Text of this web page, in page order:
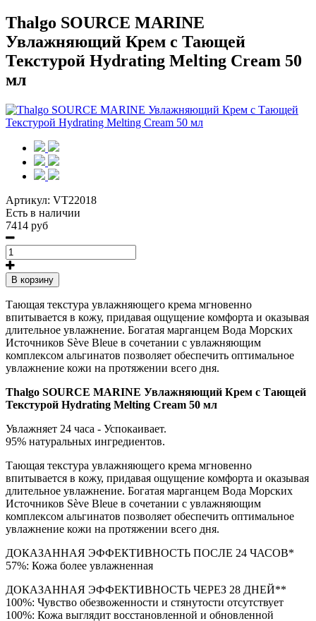
Thalgo SOURCE MARINE
Увлажняющий Крем с Тающей
Текстурой Hydrating Melting Cream 50
мл
Артикул: VT22018
Есть в наличии
7414 руб
В корзину
Тающая текстура увлажняющего крема мгновенно
впитывается в кожу, придавая ощущение комфорта и оказывая
длительное увлажнение. Богатая марганцем Вода Морских
Источников Sève Bleue в сочетании с увлажняющим
комплексом альгинатов позволяет обеспечить оптимальное
увлажнение кожи на протяжении всего дня.
Thalgo SOURCE MARINE Увлажняющий Крем с Тающей
Текстурой Hydrating Melting Cream 50 мл
Увлажняет 24 часа - Успокаивает.
95% натуральных ингредиентов.
Тающая текстура увлажняющего крема мгновенно
впитывается в кожу, придавая ощущение комфорта и оказывая
длительное увлажнение. Богатая марганцем Вода Морских
Источников Sève Bleue в сочетании с увлажняющим
комплексом альгинатов позволяет обеспечить оптимальное
увлажнение кожи на протяжении всего дня.
ДОКАЗАННАЯ ЭФФЕКТИВНОСТЬ ПОСЛЕ 24 ЧАСОВ*
57%: Кожа более увлажненная
ДОКАЗАННАЯ ЭФФЕКТИВНОСТЬ ЧЕРЕЗ 28 ДНЕЙ**
100%: Чувство обезвоженности и стянутости отсутствует
100%: Кожа выглядит восстановленной и обновленной